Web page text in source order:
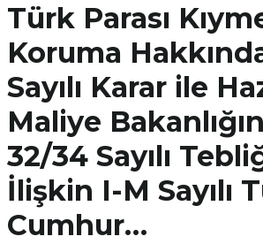
Türk Parası
Koruma
Sayılı Karar ile
Maliye
32/34 Sayılı
İlişkin I-M Sayılı
Cumhur…